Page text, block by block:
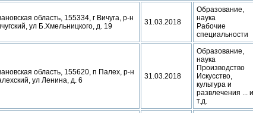
область, 155334, г Вичуга, р-н
ул Б.Хмельницкого, д. 19
31.03.2018
Образование,
наука
Рабочие
специальности
область, 155620, п Палех, р-н
ул Ленина, д. 6
31.03.2018
Образование,
наука
Производство
Искусство,
культура и
развлечения ... и
т.д.